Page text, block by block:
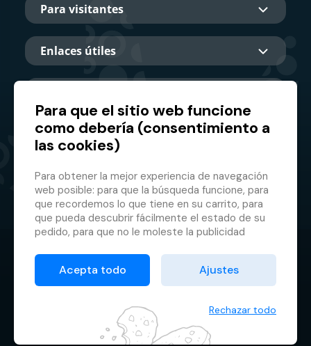
Para visitantes
Enlaces útiles
Socio principal
© 2026 GMF Aquapark Prague, a.s.
Protección de datos personales
Condiciones contractuales
Administrador de cookies
Para que el sitio web funcione
como debería (consentimiento a
las cookies)
Para obtener la mejor experiencia de navegación
web posible: para que la búsqueda funcione, para
que recordemos lo que tiene en su carrito, para
que pueda descubrir fácilmente el estado de su
pedido, para que no le moleste la publicidad
cada vez.
Es por eso que necesitamos tu consentimiento
pequeños archivos que se almacenan
temporalmente en su navegador. Gracias por
dárnoslo y ayudarnos a mejorar el sitio.
Acepta todo Ajustes
Rechazar todo